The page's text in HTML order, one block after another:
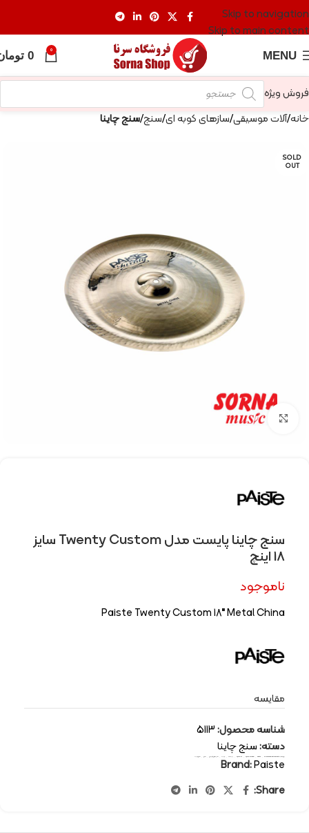
Skip to navigation
Skip to main content
MENU
0
0
فروش ویژه
خانه آلات موسیقی سازهای کوبه ای سنج سنج چاینا
SOLD
OUT
Click to enlarge
سنج چاینا پایست مدل Twenty Custom سایز
18 اینچ
ناموجود
Paiste Twenty Custom 18″ Metal China
مقایسه
شناسه محصول:5113
دسته:سنج چاینا
برچسب: cymbal cymbal china Paiste percussion-instruments پایسته چاینا سازهای کوبه ای سنج سنج چاینا
Brand:Paiste
Share: